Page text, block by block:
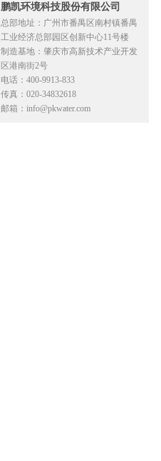
鹏凯环境科技股份有限公司
总部地址：广州市番禺区南村镇番禺
工业经济总部园区创新中心11号楼
制造基地：肇庆市高新技术产业开发
区港南街2号
电话：400-9913-833
传真：020-34832618
邮箱：info@pkwater.com